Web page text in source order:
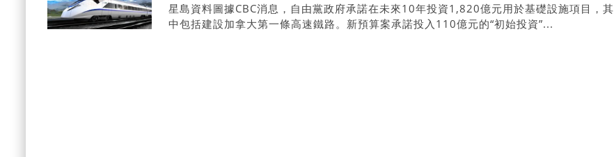
星島資料圖據CBC消息，自由黨政府承諾在未來10年投資1,820億元用於基礎設施項目，其
中包括建設加拿大第一條高速鐵路。新預算案承諾投入110億元的“初始投資”...